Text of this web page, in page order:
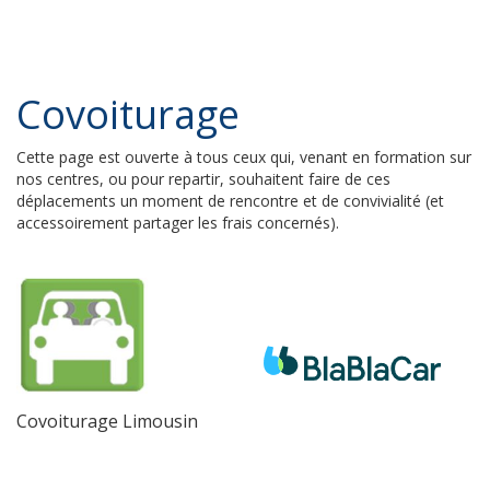
Covoiturage
Cette page est ouverte à tous ceux qui, venant en formation sur
nos centres, ou pour repartir, souhaitent faire de ces
déplacements un moment de rencontre et de convivialité (et
accessoirement partager les frais concernés).
Covoiturage Limousin